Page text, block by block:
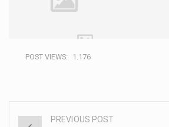
POST VIEWS: 1.176
PREVIOUS POST